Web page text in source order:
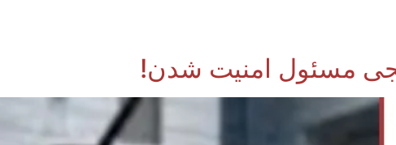
مسئول امنیت شدن!